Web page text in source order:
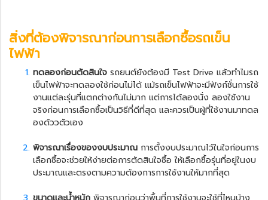
สิ่งที่ต้องพิจารณาก่อนการเลือกซื้อรถเข็น
ไฟฟ้า
ทดลองก่อนตัดสินใจ รถยนต์ยังต้องมี Test Drive แล้วทำไมรถ
เข็นไฟฟ้าจะทดลองใช้ก่อนไม่ได้ แม้รถเข็นไฟฟ้าจะมีฟังก์ชั่นการใช้
งานแต่ละรุ่นที่แตกต่างกันไม่มาก แต่การได้ลองนั่ง ลองใช้งาน
จริงก่อนการเลือกซื้อเป็นวิธีที่ดีที่สุด และควรเป็นผู้ที่ใช้งานมาทดล
องด้ววตัวเอง
พิจารณาเรื่องของงบประมาณ การตั้งงบประมาณไว้ในใจก่อนการ
เลือกซื้อจะช่วยให้ง่ายต่อการตัดสินใจซื้อ ให้เลือกซื้อรุ่นที่อยู่ในงบ
ประมาณและตรงตามความต้องการการใช้งานให้มากที่สุด